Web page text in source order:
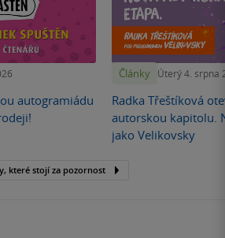
autogramiádu
Články Úterý 4. srpna
Radka Třeštíková
autorskou kapitolu.
jako Velikovsky
které stojí za pozornost